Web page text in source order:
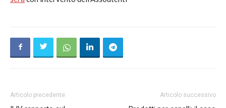
Articolo precedente Articolo successivo